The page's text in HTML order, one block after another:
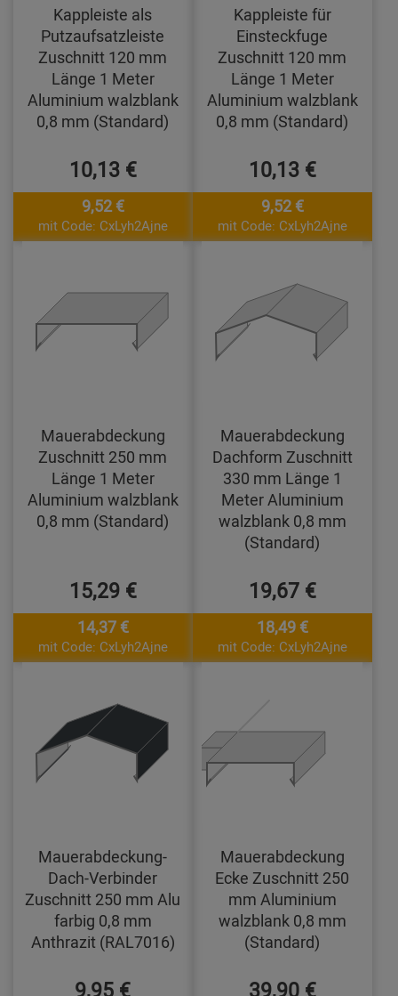
Kappleiste als
Putzaufsatzleiste
Zuschnitt 120 mm
Länge 1 Meter
Aluminium walzblank
0,8 mm (Standard)
10,13 €
9,52 €
mit Code: CxLyh2Ajne
Kappleiste für
Einsteckfuge
Zuschnitt 120 mm
Länge 1 Meter
Aluminium walzblank
0,8 mm (Standard)
10,13 €
9,52 €
mit Code: CxLyh2Ajne
Mauerabdeckung
Zuschnitt 250 mm
Länge 1 Meter
Aluminium walzblank
0,8 mm (Standard)
15,29 €
14,37 €
mit Code: CxLyh2Ajne
Mauerabdeckung
Dachform Zuschnitt
330 mm Länge 1
Meter Aluminium
walzblank 0,8 mm
(Standard)
19,67 €
18,49 €
mit Code: CxLyh2Ajne
Mauerabdeckung-
Dach-Verbinder
Zuschnitt 250 mm Alu
farbig 0,8 mm
Anthrazit (RAL7016)
9,95 €
Mauerabdeckung
Ecke Zuschnitt 250
mm Aluminium
walzblank 0,8 mm
(Standard)
39,90 €